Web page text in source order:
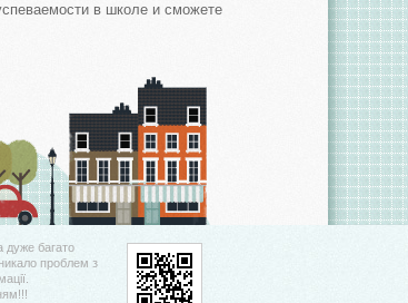
в школе и сможете
дуже багато
проблем з